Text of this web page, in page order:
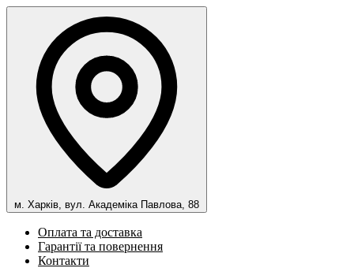
м. Харків, вул. Академіка Павлова, 88
Оплата та доставка
Гарантії та повернення
Контакти